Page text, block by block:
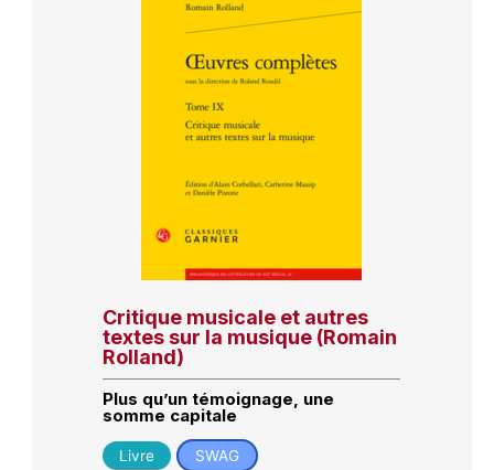
Critique musicale et autres
textes sur la musique (Romain
Rolland)
Plus qu’un témoignage, une
somme capitale
Livre SWAG